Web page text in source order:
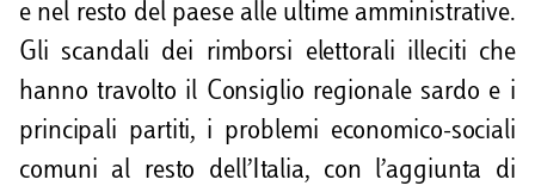
e nel resto del paese alle ultime amministrative.
Gli scandali dei rimborsi elettorali illeciti che
hanno travolto il Consiglio regionale sardo e i
principali partiti, i problemi economico-sociali
comuni al resto dell’Italia, con l’aggiunta di